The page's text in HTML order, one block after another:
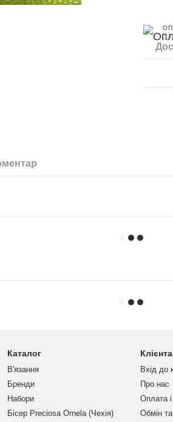
3
Каталог
В'язання
Бренди
Набори
Бісер Preciosa Ornela (Чехія)
Вхід до
Про нас
Оплата
Обмін